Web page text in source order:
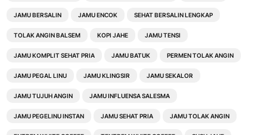
JAMU BERSALIN JAMU ENCOK SEHAT BERSALIN LENGKAP
TOLAK ANGIN BALSEM KOPI JAHE JAMU TENSI
JAMU KOMPLIT SEHAT PRIA JAMU BATUK PERMEN TOLAK ANGIN
JAMU PEGAL LINU JAMU KLINGSIR JAMU SEKALOR
JAMU TUJUH ANGIN JAMU INFLUENSA SALESMA
JAMU PEGELINU INSTAN JAMU SEHAT PRIA JAMU TOLAK ANGIN